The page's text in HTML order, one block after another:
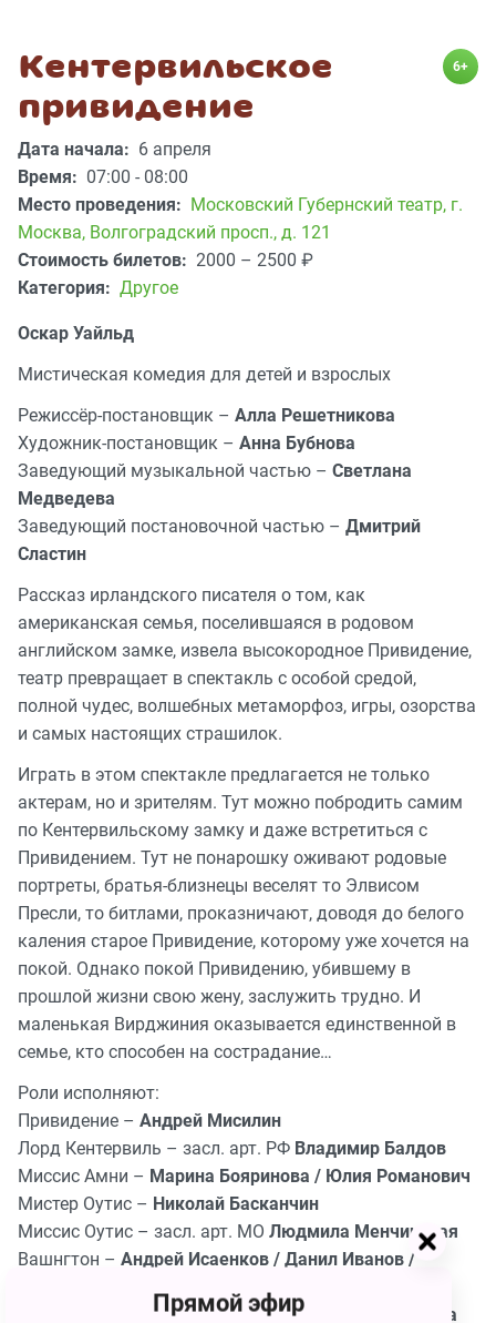
Кентервильское
привидение
6+
Дата начала: 6 апреля
Время: 07:00 - 08:00
Место проведения: Московский Губернский театр, г.
Москва, Волгоградский просп., д. 121
Стоимость билетов: 2000 – 2500 ₽
Категория: Другое
Оскар Уайльд
Мистическая комедия для детей и взрослых
Режиссёр-постановщик – Алла Решетникова
Художник-постановщик – Анна Бубнова
Заведующий музыкальной частью – Светлана
Медведева
Заведующий постановочной частью – Дмитрий
Сластин
Рассказ ирландского писателя о том, как
американская семья, поселившаяся в родовом
английском замке, извела высокородное Привидение,
театр превращает в спектакль с особой средой,
полной чудес, волшебных метаморфоз, игры, озорства
и самых настоящих страшилок.
Играть в этом спектакле предлагается не только
актерам, но и зрителям. Тут можно побродить самим
по Кентервильскому замку и даже встретиться с
Привидением. Тут не понарошку оживают родовые
портреты, братья-близнецы веселят то Элвисом
Пресли, то битлами, проказничают, доводя до белого
каления старое Привидение, которому уже хочется на
покой. Однако покой Привидению, убившему в
прошлой жизни свою жену, заслужить трудно. И
маленькая Вирджиния оказывается единственной в
семье, кто способен на сострадание…
Роли исполняют:
Привидение – Андрей Мисилин
Лорд Кентервиль – засл. арт. РФ Владимир Балдов
Миссис Амни – Марина Бояринова / Юлия Романович
Мистер Оутис – Николай Басканчин
Миссис Оутис – засл. арт. МО Людмила Менчинская
Вашнгтон – Андрей Исаенков / Данил Иванов /
Наталья Смирнова / Ирина Токмакова
Прямой эфир